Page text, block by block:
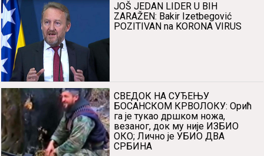
JOŠ JEDAN LIDER U BIH
ZARAŽEN: Bakir Izetbegović
POZITIVAN na KORONA VIRUS
СВЕДОК НА СУЂЕЊУ
БОСАНСКОМ КРВОЛОКУ: Орић
га је тукао дршком ножа,
везаног, док му није ИЗБИО
ОКО; Лично је УБИО ДВА
СРБИНА